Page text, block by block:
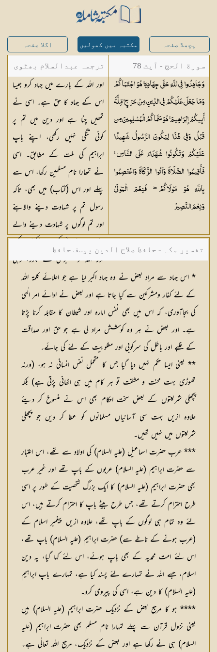
پچھلا صفحہ مکتبہ میں کھولیں اگلا صفحہ
سورة الحج - آیت 78
وَجَاهِدُوا فِي اللَّهِ حَقَّ جِهَادِهِ ۚ هُوَ اجْتَبَاكُمْ
وَمَا جَعَلَ عَلَيْكُمْ فِي الدِّينِ مِنْ حَرَجٍ ۚ مِّلَّةَ
أَبِيكُمْ إِبْرَاهِيمَ ۚ هُوَ سَمَّاكُمُ الْمُسْلِمِينَ مِن
قَبْلُ وَفِي هَٰذَا لِيَكُونَ الرَّسُولُ شَهِيدًا
عَلَيْكُمْ وَتَكُونُوا شُهَدَاءَ عَلَى النَّاسِ ۚ
فَأَقِيمُوا الصَّلَاةَ وَآتُوا الزَّكَاةَ وَاعْتَصِمُوا
بِاللَّهِ هُوَ مَوْلَاكُمْ ۖ فَنِعْمَ الْمَوْلَىٰ
وَنِعْمَالنَّصِيرُ
ترجمہ عبدالسلام بھٹوی
- عبدالسلام بن محمد
اور اللہ کے بارے میں جہاد کرو جیسا
اس کے جہاد کا حق ہے۔ اسی نے
تمھیں چنا ہے اور دین میں تم پر
کوئی تنگی نہیں رکھی، اپنے باپ
ابراہیم کی ملت کے مطابق۔ اسی
نے تمھارا نام مسلمین رکھا، اس سے
پہلے اور اس (کتاب) میں بھی، تاکہ
رسول تم پر شہادت دینے والابنے
اور تم لوگوں پر شہادت دینے والے
بنو۔ سو نماز قائم کرو اور زکوٰۃ ادا کرو
اور اللہ کو مضبوطی سے پکڑو، وہی
تمھارا مالک ہے، سو اچھا مالک ہے
اور اچھا مددگار ہے۔
تفسیر مکہ - حافظ صلاح الدین یوسف حافظ
* اس جہاد سے مراد بعض نے وہ جہاد اکبر لیا ہے جو اعلائے کلمۃ اللہ
کے لئے کفار ومشرکین سے کیا جاتا ہے اور بعض نے ادائے امر الٰہی
کی بجاآوری، کہ اس میں بھی نفس امارہ اور شیطان کا مقابلہ کرنا پڑتا
ہے۔ اور بعض نے ہر وہ کوشش مراد لی ہے جو حق اور صداقت
کے غلبے اور باطل کی سرکوبی اور مغلوبیت کے لئے کی جائے۔
** یعنی ایسا حکم نہیں دیا گیا جس کا متحمل نفس انسانی نہ ہو، (ورنہ
تھوڑی بہت محنت و مشقت تو ہر کام میں ہی اٹھانی پڑتی ہے) بلکہ
پچھلی شریعتوں کے بعض سخت احکام بھی اس نے منسوخ کر دیئے
علاوہ ازیں بہت سی آسانیاں مسلمانوں کو عطا کر دیں جو پچھلی
شریعتوں میں نہیں تھیں۔
*** عرب حضرت اسماعیل (عليہ السلام) کی اولاد سے تھے، اس اعتبار
سے حضرت ابراہیم (عليہ السلام) عربوں کے باپ تھے اور غیر عرب
بھی حضرت ابراہیم (عليہ السلام) کا ایک بزرگ شخصیت کے طور پر اسی
طرح احترام کرتے تھے، جس طرح بیٹے باپ کا احترام کرتے ہیں، اس
لئے وہ تمام ہی لوگوں کے باپ تھے، علاوہ ازیں پیغمبر اسلام کے
(عرب ہونے کے ناطے سے) حضرت ابراہیم (عليہ السلام) باپ تھے،
اس لئے امت محمدیہ کے بھی باپ ہوئے، اس لئے کہا گیا، یہ دین
اسلام، جسے اللہ نے تمہارے لئے پسند کیا ہے، تمہارے باپ ابراہیم
(عليہ السلام) کا دین ہے، اسی کی پیروی کرو۔
**** هو کا مرجع بعض کے نزدیک حضرت ابراہیم (عليہ السلام) ہیں
یعنی نزول قرآن سے پہلے تمہارا نام مسلم بھی حضرت ابراہیم (عليہ
السلام) ہی نے رکھا ہے اور بعض کے نزدیک، مرجع اللہ تعالٰی ہے۔